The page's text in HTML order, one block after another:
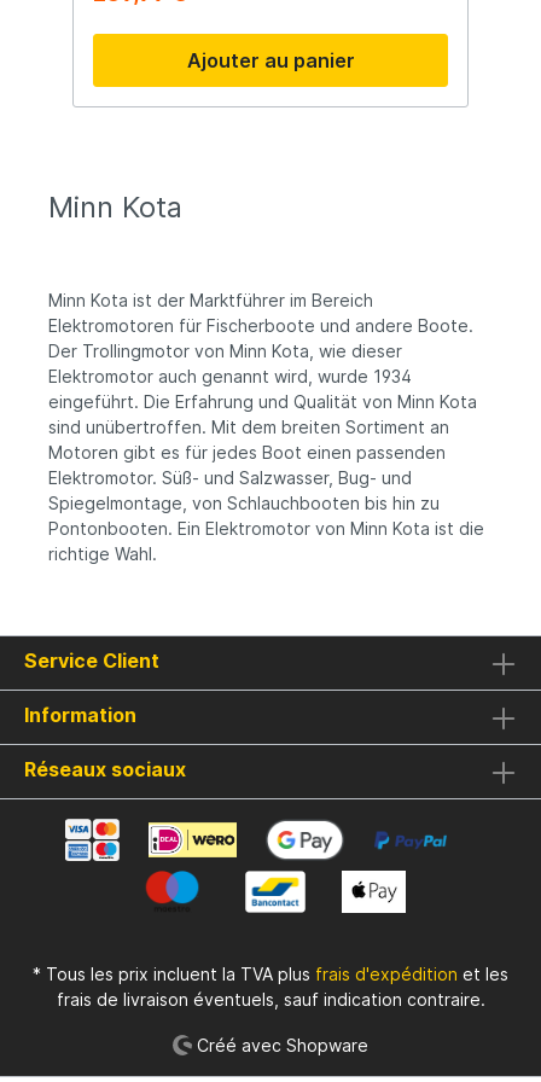
Poussée de 55 lbs (600 Watts) Version 12
vitesse progressif Fonction d'ancrage
Spot-Lock Fonction AutoPilot
une utilisation en eau douce
avant Minn Kota Terrova 55 Télécommande
sans fil Hélice Weedless Wedge 2 (MKP-32)
Matériel de montage Guide d'installation et
manuel d'utilisation
Ajouter au panier
Minn Kota
Minn Kota ist der Marktführer im Bereich
Elektromotoren für Fischerboote und andere Boote.
Der Trollingmotor von Minn Kota, wie dieser
Elektromotor auch genannt wird, wurde 1934
eingeführt. Die Erfahrung und Qualität von Minn Kota
sind unübertroffen. Mit dem breiten Sortiment an
Motoren gibt es für jedes Boot einen passenden
Elektromotor. Süß- und Salzwasser, Bug- und
Spiegelmontage, von Schlauchbooten bis hin zu
Pontonbooten. Ein Elektromotor von Minn Kota ist die
richtige Wahl.
Service Client
Information
Réseaux sociaux
* Tous les prix incluent la TVA plus frais d'expédition et les
frais de livraison éventuels, sauf indication contraire.
Créé avec Shopware